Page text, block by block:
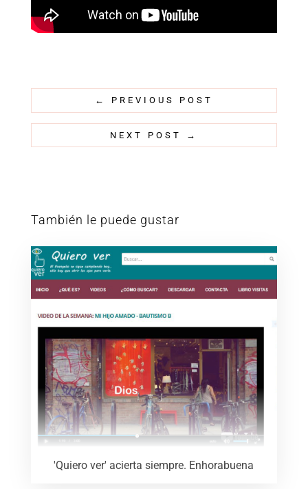
← PREVIOUS POST
NEXT POST →
También le puede gustar
'Quiero ver' acierta siempre. Enhorabuena